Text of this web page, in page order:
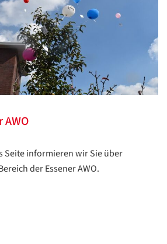
Seite informieren wir Sie über
der Essener AWO.